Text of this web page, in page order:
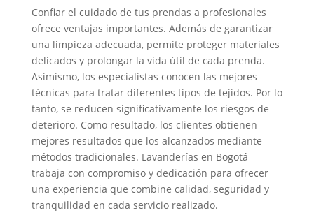
Confiar el cuidado de tus prendas a profesionales
ofrece ventajas importantes. Además de garantizar
una limpieza adecuada, permite proteger materiales
delicados y prolongar la vida útil de cada prenda.
Asimismo, los especialistas conocen las mejores
técnicas para tratar diferentes tipos de tejidos. Por lo
tanto, se reducen significativamente los riesgos de
deterioro. Como resultado, los clientes obtienen
mejores resultados que los alcanzados mediante
métodos tradicionales. Lavanderías en Bogotá
trabaja con compromiso y dedicación para ofrecer
una experiencia que combine calidad, seguridad y
tranquilidad en cada servicio realizado.